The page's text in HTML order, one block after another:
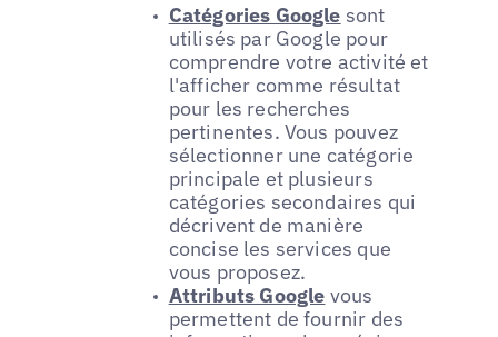
Catégories Google sont
utilisés par Google pour
comprendre votre activité et
l'afficher comme résultat
pour les recherches
pertinentes. Vous pouvez
sélectionner une catégorie
principale et plusieurs
catégories secondaires qui
décrivent de manière
concise les services que
vous proposez.
Attributs Google vous
permettent de fournir des